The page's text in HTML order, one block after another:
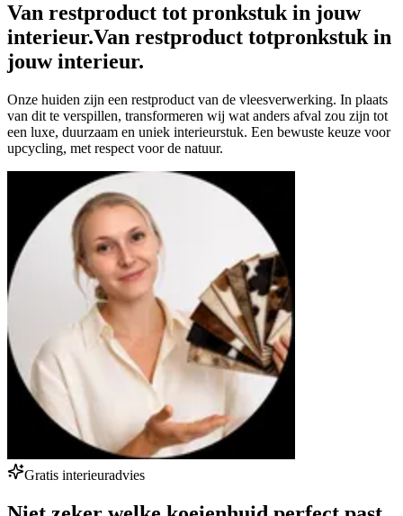
Van restproduct tot pronkstuk in jouw
interieur.Van restproduct totpronkstuk in
jouw interieur.
Onze huiden zijn een restproduct van de vleesverwerking. In plaats
van dit te verspillen, transformeren wij wat anders afval zou zijn tot
een luxe, duurzaam en uniek interieurstuk. Een bewuste keuze voor
upcycling, met respect voor de natuur.
Gratis interieuradvies